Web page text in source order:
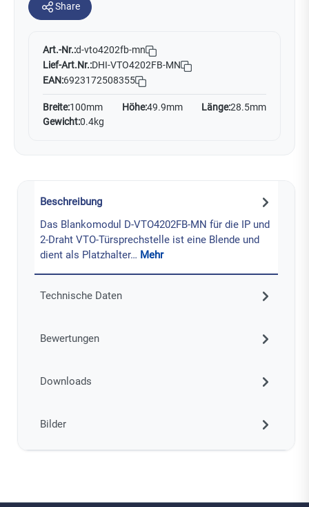
Share
Art.-Nr.:d-vto4202fb-mn
Lief-Art.Nr.:DHI-VTO4202FB-MN
EAN:6923172508355
Breite:100mm Höhe:49.9mm Länge:28.5mm
Gewicht:0.4kg
Beschreibung
Das Blankomodul D-VTO4202FB-MN für die IP und
2-Draht VTO-Türsprechstelle ist eine Blende und
dient als Platzhalter… Mehr
Technische Daten
Bewertungen
Downloads
Bilder